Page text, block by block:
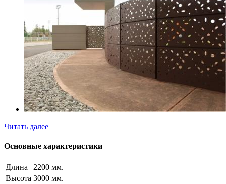
Читать далее
Основные характеристики
Длина
2200 мм.
Высота 3000 мм.